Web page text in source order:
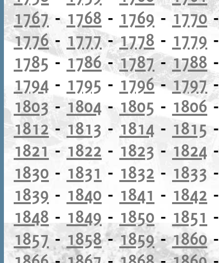
1767- 1768 - 1769 - 1770
1776- 1777-1778 - 1779
1785- 1786-1787-1788
1794 - 1795 - 1796-1797
1803 -1804 - 1805 - 1806
1812- 1813 - 1814 - 1815
1821 - 1822 - 1823 - 1824
1830 - 1831 - 1832 - 1833
1839 - 1840 - 1841 - 1842
1848 - 1849 - 1850 - 1851
1857 - 1858-1859-1860